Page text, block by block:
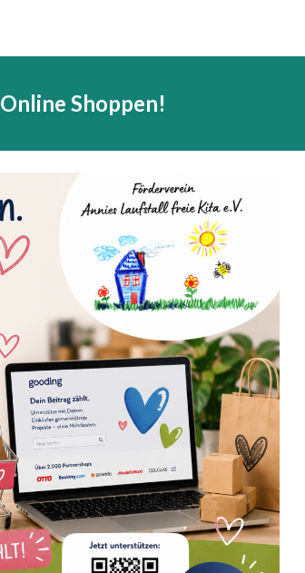
Online Shoppen!